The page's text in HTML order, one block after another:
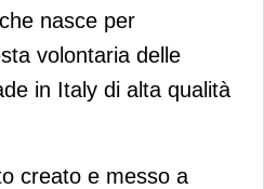
nasce per
volontaria delle
in Italy di alta qualità
creato e messo a